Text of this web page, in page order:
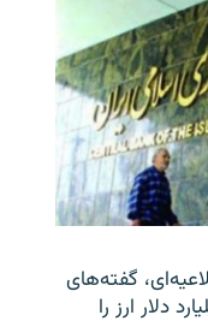
گفته‌های
مجلس درباره گم شدن ۹ میلیارد دلار ارز را